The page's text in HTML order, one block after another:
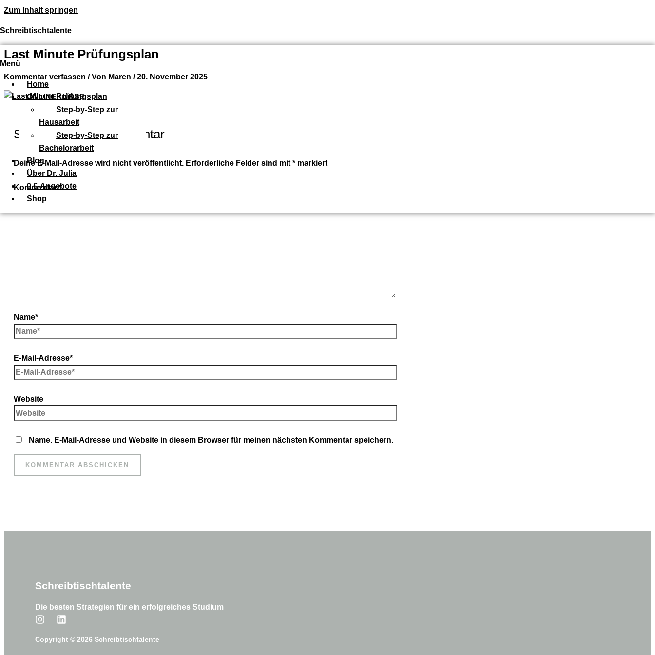
Zum Inhalt springen
Schreibtischtalente
Menü
Home
ONLINEKURSE
Step-by-Step zur
Hausarbeit
Step-by-Step zur
Bachelorarbeit
Blog
Über Dr. Julia
0 €-Angebote
Shop
Last Minute Prüfungsplan
Kommentar verfassen / Von Maren /20. November 2025
Schreibe einen Kommentar
Deine E-Mail-Adresse wird nicht veröffentlicht. Erforderliche Felder sind mit * markiert
Kommentar*
Name*
E-Mail-Adresse*
Website
Name, E-Mail-Adresse und Website in diesem Browser für meinen nächsten Kommentar speichern.
Schreibtischtalente
Die besten Strategien für ein erfolgreiches Studium
Copyright © 2026 Schreibtischtalente